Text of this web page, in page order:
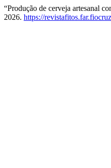
“Produção de cerveja artesanal
2026. https://